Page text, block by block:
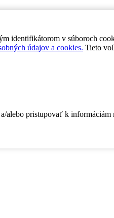
identifikátorom v súboroch
údajov a cookies. Tieto
pristupovať k informáciám